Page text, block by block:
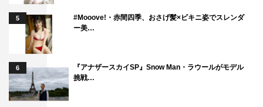
ティファニー：ジェニファー・ティリー
発売・販売元：NBCユニバーサル・エンターテイメント
©2017 Universal Studios. All Rights Reserved
5
#Mooove!・赤間四季、おさげ髪×ビキニ姿でスレンダ
ー美…
6
『アナザースカイSP』Snow Man・ラウールがモデル
挑戦…